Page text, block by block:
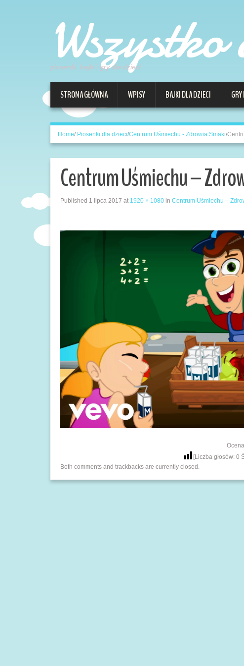
piosenki, bajki i gry dla dzieci
STRONA GŁÓWNA WPISY BAJKI DLA DZIECI
Home/ Piosenki dla dzieci/Centrum Uśmiechu - Zdrowia Smaki/
Centrum Uśmiechu –
Published 1 lipca 2017 at 1920 × 1080 in Centrum Uśmiechu –
Ocena
[Liczba głosów: 0
Both comments and trackbacks are currently closed.